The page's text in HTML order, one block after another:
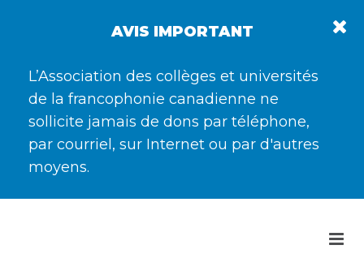
AVIS IMPORTANT
L’Association des collèges et universités
de la francophonie canadienne ne
sollicite jamais de dons par téléphone,
par courriel, sur Internet ou par d'autres
moyens.